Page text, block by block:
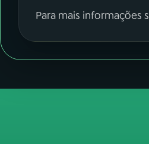
Para mais informações